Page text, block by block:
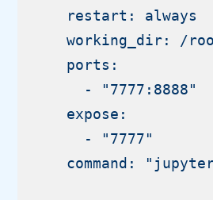
    restart: always
working_dir: /
    ports:
      - "7777:8888"
    expose:
      - "7777"
command: